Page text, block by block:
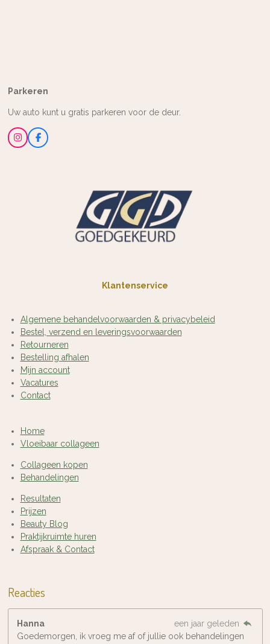
Parkeren
Uw auto kunt u gratis parkeren voor de deur.
I
n
F
a
Klantenservice
Algemene behandelvoorwaarden & privacybeleid
Bestel, verzend en leveringsvoorwaarden
Retourneren
Bestelling afhalen
Mijn account
Vacatures
Contact
Home
Vloeibaar collageen
Collageen kopen
Behandelingen
Resultaten
Prijzen
Beauty Blog
Praktijkruimte huren
Afspraak & Contact
Reacties
Hanna
een jaar geleden
Goedemorgen, ik vroeg me af of jullie ook behandelingen